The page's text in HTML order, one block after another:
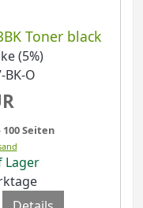
Toner black
(5%)
BK-O
100 Seiten
Lager